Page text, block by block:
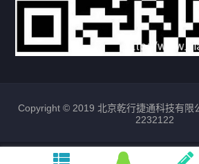
北京乾行捷通荣获阿里巴巴国际站多
领ICT与AI行业发展
2025/12/22 531 新闻中心 信创
唯一非北美厂商！华为入选2024年
2024/08/07 新闻中心
Copyright © 2019 北京乾行捷通科技有限
2232122